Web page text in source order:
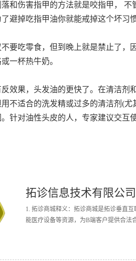
和伤害指甲的方法就是咬指甲，
避掉吃指甲油你就能戒掉这个坏习
要吃零食，但到晚上就是禁止了
一杯热牛奶。
效果，头发油的更快了。在清洁剂
不适合的洗发精或过多的清洁剂(
针对油性头皮的人，专家建议交互
拓诊信息技术有限公
1. 拓诊商城释义：拓诊商城是拓诊垂直
能医疗设备等资源，为B端客户提供合法